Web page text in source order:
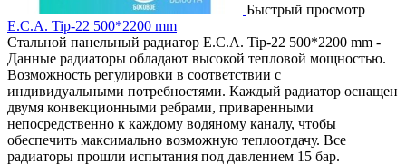
Быстрый просмотр
E.C.A. Tip-22 500*2200 mm
Стальной панельный радиатор E.C.A. Tip-22 500*2200 mm -
Данные радиаторы обладают высокой тепловой мощностью.
Возможность регулировки в соответствии с
индивидуальными потребностями. Каждый радиатор оснащен
двумя конвекционными ребрами, приваренными
непосредственно к каждому водяному каналу, чтобы
обеспечить максимально возможную теплоотдачу. Все
радиаторы прошли испытания под давлением 15 бар.